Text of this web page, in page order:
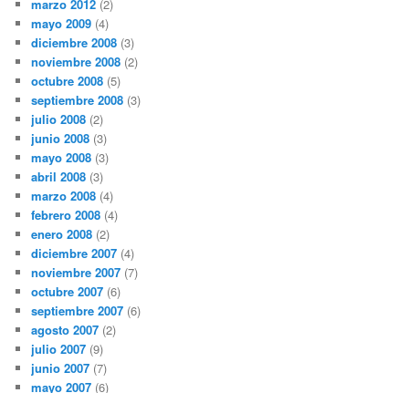
marzo 2012 (2)
mayo 2009 (4)
diciembre 2008 (3)
noviembre 2008 (2)
octubre 2008 (5)
septiembre 2008 (3)
julio 2008 (2)
junio 2008 (3)
mayo 2008 (3)
abril 2008 (3)
marzo 2008 (4)
febrero 2008 (4)
enero 2008 (2)
diciembre 2007 (4)
noviembre 2007 (7)
octubre 2007 (6)
septiembre 2007 (6)
agosto 2007 (2)
julio 2007 (9)
junio 2007 (7)
mayo 2007 (6)